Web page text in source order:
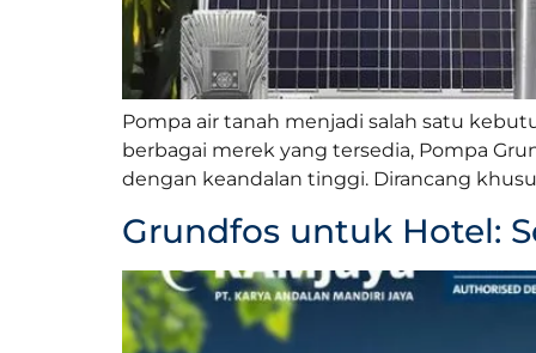
Pompa air tanah menjadi salah satu
berbagai merek yang tersedia, Pompa
dengan keandalan tinggi. Dirancang
Grundfos untuk Hotel: